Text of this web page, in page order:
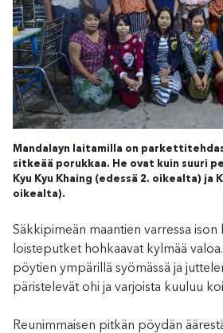
Mandalayn laitamilla on
sitkeää porukkaa. He ovat kuin suuri
Kyu Kyu Khaing (edessä 2. oikealta) ja
oikealta).
Säkkipimeän maantien varressa ison
loisteputket hohkaavat kylmää
pöytien ympärillä syömässä ja
päristelevät ohi ja varjoista kuuluu
Reunimmaisen pitkän pöydän